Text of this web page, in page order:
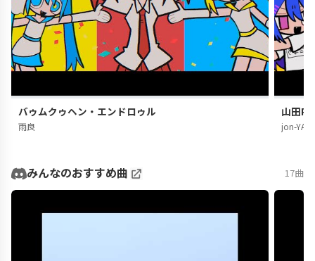
バゥムクゥヘン・エンドロゥル
雨良
山田
jon-
みんなのおすすめ曲 17曲